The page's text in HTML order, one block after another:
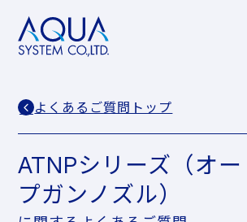
System
よくあるご質問トップ
ATNPシリーズ（オ
プガンノズル）